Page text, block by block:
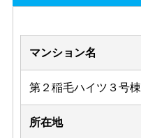
マンション名
第２稲毛ハイツ３号棟
所在地